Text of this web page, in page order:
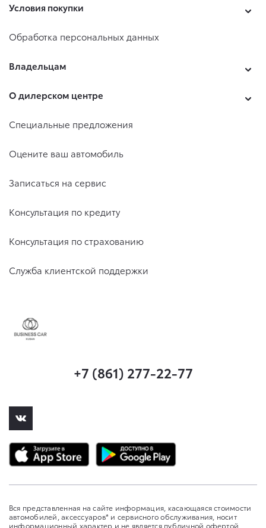
Условия покупки
Обработка персональных данных
Владельцам
О дилерском центре
Специальные предложения
Оцените ваш автомобиль
Записаться на сервис
Консультация по кредиту
Консультация по страхованию
Служба клиентской поддержки
+7 (861) 277-22-77
Вся представленная на сайте информация, касающаяся стоимости
автомобилей, аксессуаров* и сервисного обслуживания, носит
информационный характер и не является публичной офертой,